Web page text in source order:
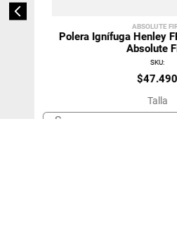
ABSOLUTE
Polera Ignífuga Henley
Absolute
SKU:
$47.490
Talla
S